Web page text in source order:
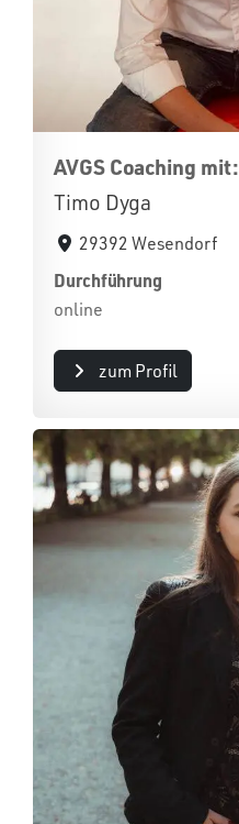
AVGS Coaching mit:
Timo Dyga
29392 Wesendorf
Durchführung
online
zum Profil